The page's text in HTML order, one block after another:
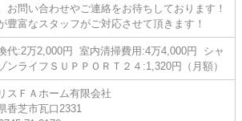
お問い合わせやご連絡をお待ちしております！
豊富なスタッフがご対応させて頂きます！
代:2万2,000円 室内清掃費用:4万4,000円 シャ
ンライフＳＵＰＰＯＲＴ２４:1,320円（月額）
スＦＡホーム有限会社
香芝市瓦口2331